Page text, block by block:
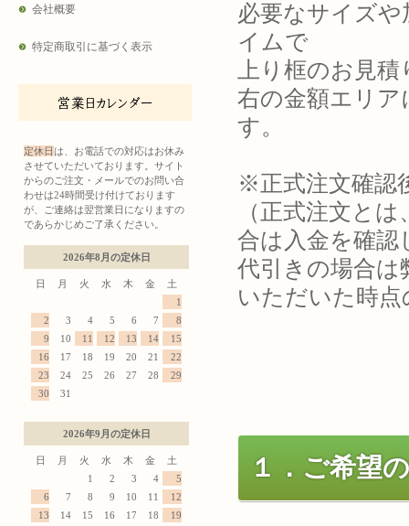
会社概要
特定商取引に基づく表示
定休日は、お電話での対応はお休み
させていただいております。サイト
からのご注文・メールでのお問い合
わせは24時間受け付けております
が、ご連絡は翌営業日になりますの
であらかじめご了承ください。
2026年8月の定休日
日 月 火 水 木 金
土
1
2
3 4 5 6 7
8
9
10 11 12 13 14
15
16
17 18 19 20 21
22
23
24 25 26 27 28
29
30
31
2026年9月の定休日
日 月 火 水 木 金
土
1
2 3 4
5
6
7 8 9 10 11
12
13
14 15 16 17 18
19
必要なサイズ
イムで
上り框のお見
右の金額エリア
す。
※正式注文確認
（正式注文と
合は入金を確認
代引きの場合は
いただいた時
１．ご希望